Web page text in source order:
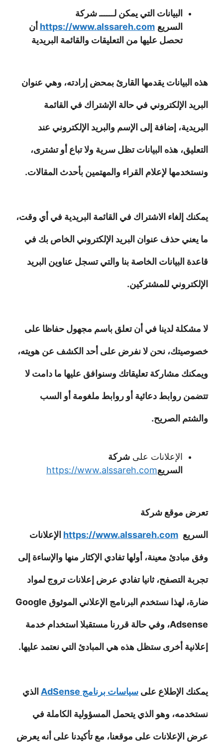
البيانات التي يمكن لــــــشركة
السريع https://www.alssareh.com أن
تحصل عليها من التعليقات والقائمة البريدية
هذه البيانات يقدمها القارئ بمحض إرادته، وهي عنوان
البريد الإلكتروني في حالة الإشتراك في القائمة
البريدية، إضافة إلى الإسم والبريد الإلكتروني عند
التعليق، هذه البيانات تظل سرية ولا تباع أو تشترى،
ونستخدمها لإعلام القراء والمهتمين بأحدث المقالات.
يمكنك إلغاء الاشتراك في القائمة البريدية في أي وقت،
ما يعني حذف عنوان البريد الإلكتروني الخاص بك في
قاعدة البيانات الخاصة بنا والتي تسجل عناوين البريد
الإلكتروني للمشتركين.
لا مشكلة لدينا في أن تعلق باسم مجهول حفاظا على
خصوصيتك، نحن لا نفرض على أحد الكشف عن هويته،
ويمكنك مشاركة تعليقاتك وسنوافق عليها ما دامت لا
تتضمن روابط دعائية أو روابط ملغومة أو السب
والشتم الصريح.
الإعلانات على شركة
السريعhttps://www.alssareh.com
تعرض موقع شركة
السريع https://www.alssareh.com الإعلانات
وفق مبادئ معينة، أولها تفادي الإكثار منها والإساءة إلى
تجربة التصفح، ثانيا تفادي عرض إعلانات تروج لمواد
ضارة، لهذا نستخدم البرنامج الإعلاني الموثوق Google
Adsense، وفي حالة قررنا مستقبلا استخدام خدمة
إعلانية أخرى ستظل هذه هي المبادئ التي نعتمد عليها.
يمكنك الإطلاع على سياسات برنامج AdSense الذي
نستخدمه، وهو الذي يتحمل المسؤولية الكاملة في
عرض الإعلانات على موقعنا، مع تأكيدنا على أنه يعرض